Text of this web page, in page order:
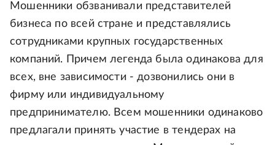
Мошенники обзванивали представителей
бизнеса по всей стране и представлялись
сотрудниками крупных государственных
компаний. Причем легенда была одинакова для
всех, вне зависимости - дозвонились они в
фирму или индивидуальному
предпринимателю. Всем мошенники одинаково
предлагали принять участие в тендерах на